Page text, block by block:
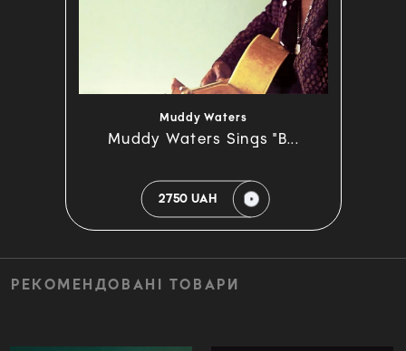
Muddy Waters
Muddy Waters Sings "B...
2750 UAH
РЕКОМЕНДОВАНІ ТОВАРИ